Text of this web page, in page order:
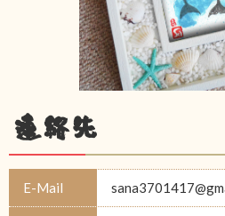
連絡先
E-Mail